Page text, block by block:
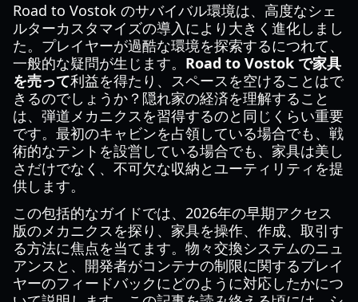
Road to Vostok のサバイバル環境は、高度なシェ
ルターカスタマイズの導入により大きく進化しまし
た。プレイヤーが過酷な環境を探索するにつれて、
一般的な疑問が生じます。 Road to Vostok で家具
を売って利益を得たり、スペースを空けることはで
きるのでしょうか？隠れ家の経済を理解すること
は、弾道メカニクスを習得するのと同じくらい重要
です。最初のキャビンを占領している場合でも、戦
術的なテントを設営している場合でも、家具は美し
さだけでなく、不可欠な収納とユーティリティを提
供します。
この包括的なガイドでは、2026年の早期アクセス
版のメカニクスを探り、家具を操作、作成、取引す
る方法に焦点を当てます。物々交換システムのニュ
アンスと、開発者がコンテナの制限に関するプレイ
ヤーのフィードバックにどのように対応したかにつ